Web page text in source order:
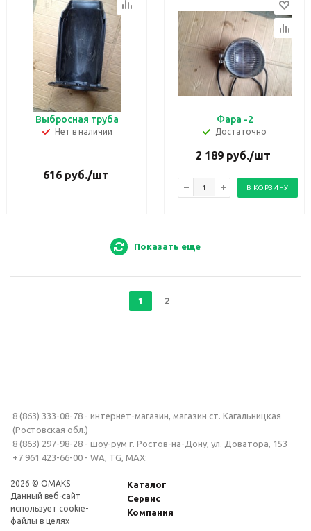
Выбросная труба
Нет в наличии
616руб./шт
Фара -2
Достаточно
2 189 руб./шт
В КОРЗИНУ
Показать еще
1 2
8 (863) 333-08-78 - интернет-магазин, магазин ст. Кагальницкая
(Ростовская обл.)
8 (863) 297-98-28 - шоу-рум г. Ростов-на-Дону, ул. Доватора, 153
+7 961 423-66-00 - WA, TG, MAX:
2026 © OMAKS
Данный веб-сайт
использует cookie-
файлы в целях
Каталог
Сервис
Компания